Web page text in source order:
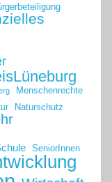
Menschenrechte
Naturschutz
SeniorInnen